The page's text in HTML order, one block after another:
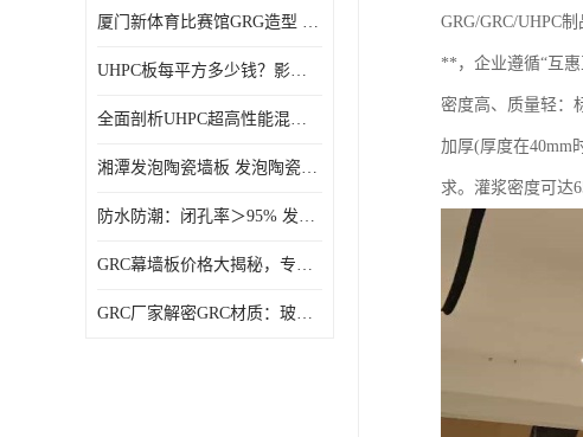
厦门新体育比赛馆GRG造型 GRG材料 广东GRG厂家
UHPC板每平方多少钱？影响价格的关键因素解析
全面剖析UHPC超高性能混凝土：优势显著，劣势何在？
湘潭发泡陶瓷墙板 发泡陶瓷装饰构件 轻质高强：密度低但抗压强度高
防水防潮：闭孔率＞95% 发泡陶瓷装饰构件 南阳发泡陶瓷厂家
GRC幕墙板价格大揭秘，专业厂家报价助您轻松掌控预算
GRC厂家解密GRC材质：玻璃纤维与水泥复合，创新建筑新选择
GRG/GRC/UHPC
**，企业遵循“互
密度高、质量轻：
加厚(厚度在40mm
求。灌浆密度可达